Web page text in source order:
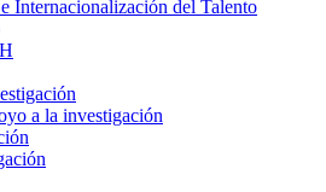
Internacionalización del Talento
a la investigación